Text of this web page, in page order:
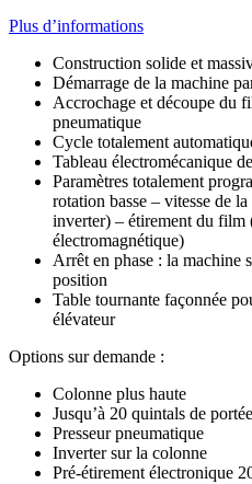
Plus d’informations
Construction solide et
Démarrage de la machine
Accrochage et découpe du
pneumatique
Cycle totalement
Tableau électromécanique
Paramètres totalement
rotation basse – vitesse de
inverter) – étirement du film
électromagnétique)
Arrêt en phase : la machine
position
Table tournante façonnée
élévateur
Options sur demande :
Colonne plus haute
Jusqu’à 20 quintals de
Presseur pneumatique
Inverter sur la colonne
Pré-étirement électronique